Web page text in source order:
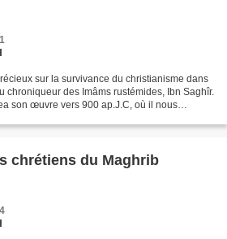
sur la survivance du christianisme dans
chroniqueur des Imâms rustémides, Ibn Saghîr.
son œuvre vers 900 ap.J.C, où il nous
chrétiens du Maghrib